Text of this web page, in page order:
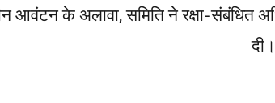
आवंटन के अलावा, समिति ने रक्षा-संबंधित